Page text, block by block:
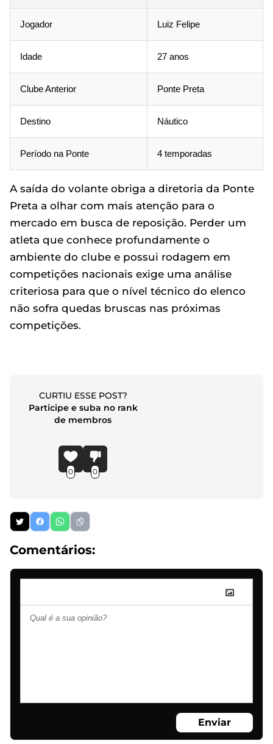
Jogador Luiz Felipe
Idade 27 anos
Clube Anterior Ponte Preta
Destino Náutico
Período na Ponte 4 temporadas
A saída do volante obriga a diretoria da Ponte
Preta a olhar com mais atenção para o
mercado em busca de reposição. Perder um
atleta que conhece profundamente o
ambiente do clube e possui rodagem em
competições nacionais exige uma análise
criteriosa para que o nível técnico do elenco
não sofra quedas bruscas nas próximas
competições.
CURTIU ESSE POST?
Participe e suba no rank
de membros
0 0
Comentários:
Enviar